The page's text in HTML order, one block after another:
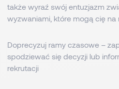
także wyraź swój entuzjazm
wyzwaniami, które mogą cię na
Doprecyzuj ramy czasowe –
spodziewać się decyzji lub
rekrutacji